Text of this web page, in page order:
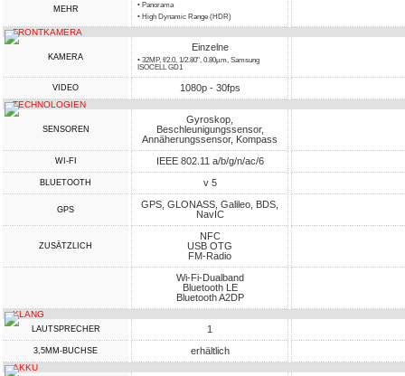
MEHR
• Panorama
• High Dynamic Range (HDR)
FRONTKAMERA
KAMERA
Einzelne
• 32MP, f/2.0, 1/2.80", 0.80µm, Samsung
ISOCELL GD1
VIDEO 1080p - 30fps
TECHNOLOGIEN
SENSOREN
Gyroskop,
Beschleunigungssensor,
Annäherungssensor, Kompass
WI-FI IEEE 802.11 a/b/g/n/ac/6
BLUETOOTH v 5
GPS
GPS, GLONASS, Galileo, BDS,
NavIC
ZUSÄTZLICH
NFC
USB OTG
FM-Radio
Wi-Fi-Dualband
Bluetooth LE
Bluetooth A2DP
KLANG
LAUTSPRECHER 1
3,5MM-BUCHSE erhältlich
AKKU